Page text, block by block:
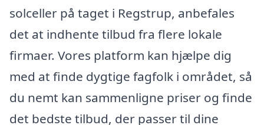
solceller på taget i Regstrup, anbefales
det at indhente tilbud fra flere lokale
firmaer. Vores platform kan hjælpe dig
med at finde dygtige fagfolk i området, så
du nemt kan sammenligne priser og finde
det bedste tilbud, der passer til dine